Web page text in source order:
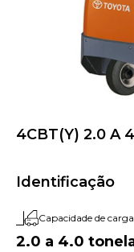
4CBT(Y) 2.0 A
Identificação
Capacidade de
2.0 a 4.0